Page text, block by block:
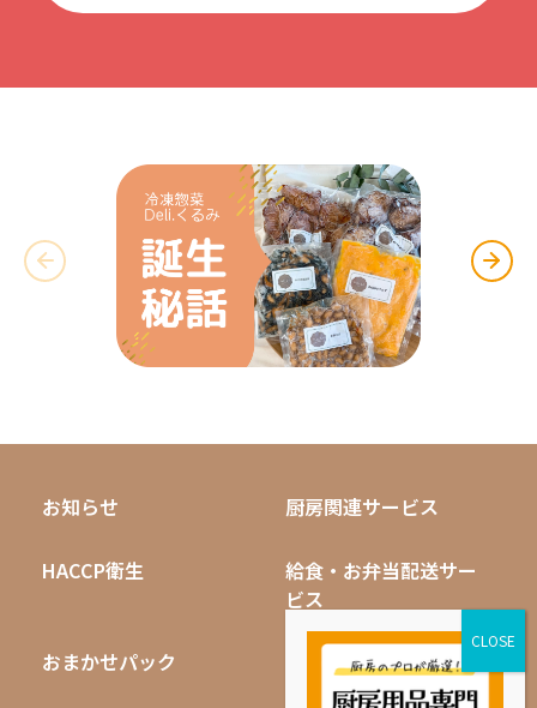
お知らせ 厨房関連サービス
HACCP衛生
給食・お弁当配送サー
ビス
おまかせパック 無料キャンペーン